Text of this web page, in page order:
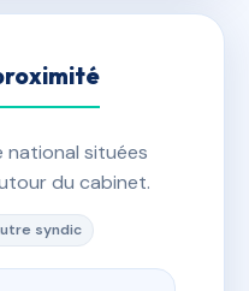
situées
du cabinet.
syndic